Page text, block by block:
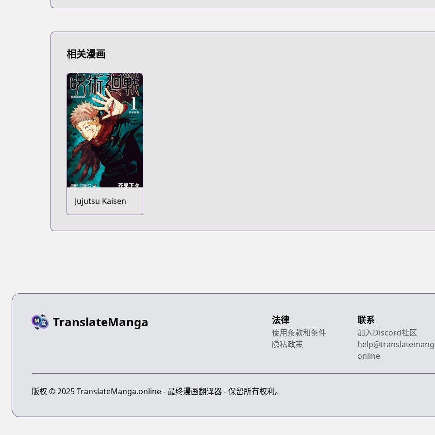
相关漫画
Jujutsu Kaisen
TranslateManga 法律
使用条款和条件
隐私政策
联系
加入Discord社区
online
版权 © 2025 TranslateManga.online - 最终漫画翻译器 - 保留所有权利。